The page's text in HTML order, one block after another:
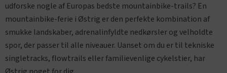
udforske nogle af Europas bedste mountainbike-trails? En
mountainbike-ferie i Østrig er den perfekte kombination af
smukke landskaber, adrenalinfyldte nedkørsler og velholdte
spor, der passer til alle niveauer. Uanset om du er til tekniske
singletracks, flowtrails eller familievenlige cykelstier, har